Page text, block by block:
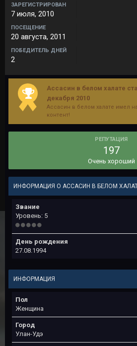
ЗАРЕГИСТРИРОВАН
7 июля, 2010
ПОСЕЩЕНИЕ
20 августа, 2011
ПОБЕДИТЕЛЬ ДНЕЙ
2
Ассасин в белом халате
декабря 2010
Ассасин в белом халате имел
контент!
РЕПУТАЦИЯ
197
Очень хороший
ИНФОРМАЦИЯ О АССАСИН В БЕЛОМ
Звание
Уровень: 5
День рождения
27.08.1994
ИНФОРМАЦИЯ
Пол
Женщина
Город
Улан-Удэ